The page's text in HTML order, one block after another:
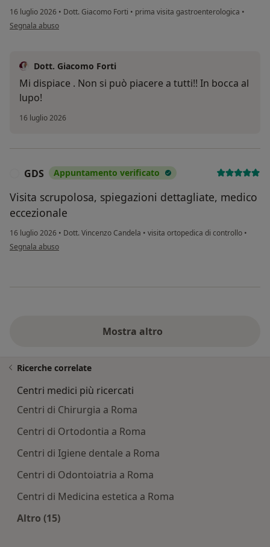
16 luglio 2026 • Dott. Giacomo Forti • prima visita gastroenterologica •
secondo l'opinione dell'utente Ilaria E.
Segnala abuso
Dott. Giacomo Forti
Mi dispiace . Non si può piacere a tutti!! In bocca al
lupo!
16 luglio 2026
GDS Appuntamento verificato
Visita scrupolosa, spiegazioni dettagliate, medico
eccezionale
16 luglio 2026 • Dott. Vincenzo Candela • visita ortopedica di controllo •
secondo l'opinione dell'utente GDS
Segnala abuso
Mostra altro
Ricerche correlate
Centri medici più ricercati
Centri di Chirurgia a Roma
Centri di Ortodontia a Roma
Centri di Igiene dentale a Roma
Centri di Odontoiatria a Roma
Centri di Medicina estetica a Roma
Altro (15)